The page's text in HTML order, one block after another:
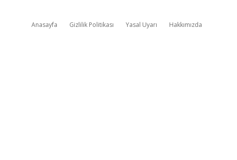
Anasayfa Gizlilik Politikası Yasal Uyarı Hakkımızda